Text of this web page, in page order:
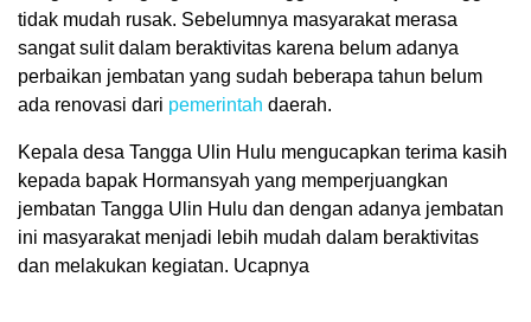
tidak mudah rusak. Sebelumnya masyarakat merasa
sangat sulit dalam beraktivitas karena belum adanya
perbaikan jembatan yang sudah beberapa tahun belum
ada renovasi dari pemerintah daerah.
Kepala desa Tangga Ulin Hulu mengucapkan terima kasih
kepada bapak Hormansyah yang memperjuangkan
jembatan Tangga Ulin Hulu dan dengan adanya jembatan
ini masyarakat menjadi lebih mudah dalam beraktivitas
dan melakukan kegiatan. Ucapnya